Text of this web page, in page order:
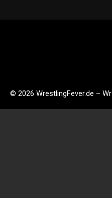
© 2026 WrestlingFever.de –